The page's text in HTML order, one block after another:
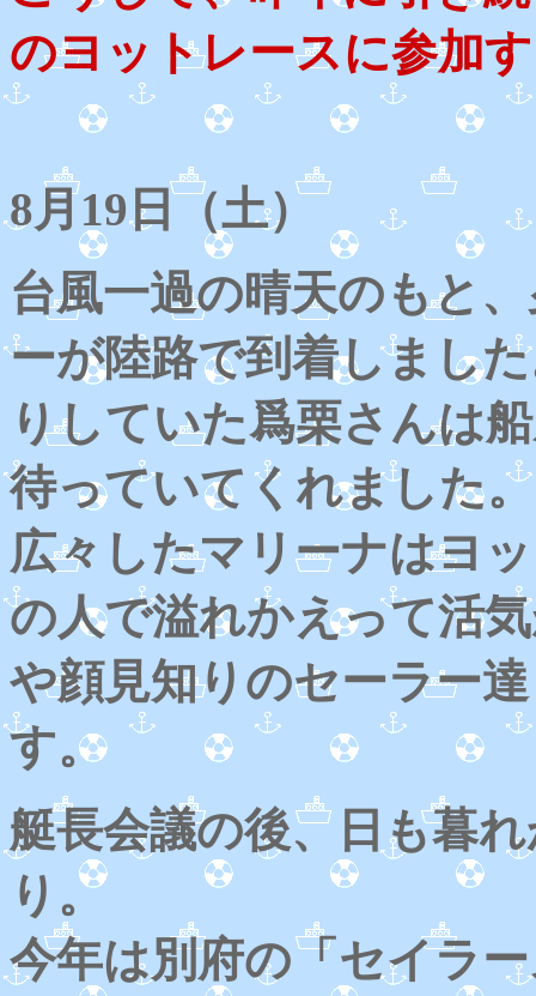
のヨットレースに参加
8月19日（土）
台風一過の晴天のもと
ーが陸路で到着しまし
りしていた爲栗さんは
待っていてくれました。
広々したマリーナはヨ
の人で溢れかえって活
や顔見知りのセーラー
す。
艇長会議の後、日も暮
り。
今年は別府の「セイラ